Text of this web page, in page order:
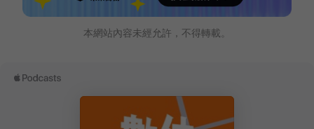
本網站內容未經允許，不得轉載。